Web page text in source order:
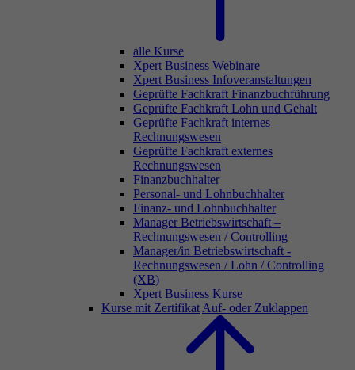
alle Kurse
Xpert Business Webinare
Xpert Business Infoveranstaltungen
Geprüfte Fachkraft Finanzbuchführung
Geprüfte Fachkraft Lohn und Gehalt
Geprüfte Fachkraft internes
Rechnungswesen
Geprüfte Fachkraft externes
Rechnungswesen
Finanzbuchhalter
Personal- und Lohnbuchhalter
Finanz- und Lohnbuchhalter
Manager Betriebswirtschaft –
Rechnungswesen / Controlling
Manager/in Betriebswirtschaft -
Rechnungswesen / Lohn / Controlling
(XB)
Xpert Business Kurse
Kurse mit Zertifikat Auf- oder Zuklappen